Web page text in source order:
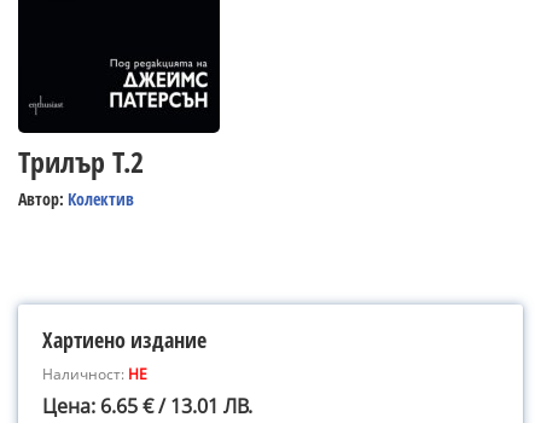
Трилър Т.2
Автор: Колектив
Хартиено издание
Наличност: НЕ
Цена: 6.65 € / 13.01 ЛВ.